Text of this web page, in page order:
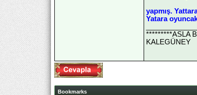
yapmış.
Yatara
*********ASLA
KALEGÜNEY
Bookmarks